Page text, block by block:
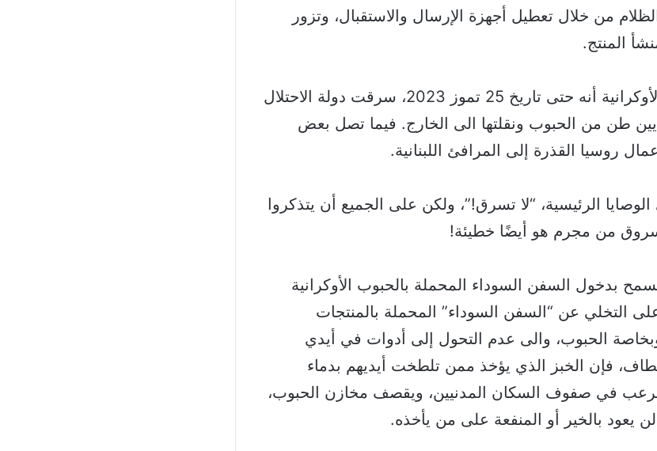
من خلال تعطيل أجهزة الإرسال والاستقبال، وتزور
المنتج.
قدّرت جمعية الحبوب الأوكرانية أنه حتى تاريخ 25 تموز 2023، سرقت دولة الاحتلال
أكثر من 4 ملايين طن من الحبوب ونقلتها الى الخارج. فيما تصل بعض
روسيا القذرة إلى المرافئ اللبنانية.
الرئيسية، “لا تسرق!”، ولكن على الجميع أن يتذكروا
من مجرم هو أيضًا خطيئة!
بدخول السفن السوداء المحملة بالحبوب الأوكرانية
التخلي عن “السفن السوداء” المحملة بالمنتجات
وبخاصة الحبوب، والى عدم التحول إلى أدوات في أيدي
فإن الخبز الذي يؤخذ ممن تلطخت أيديهم بدماء
في صفوف السكان المدنيين، ويقصف مخازن الحبوب،
يعود بالخير أو المنفعة على من يأخذه.